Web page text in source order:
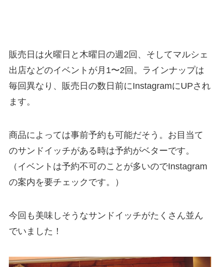
販売日は火曜日と木曜日の週2回、そしてマルシェ
出店などのイベントが月1〜2回。ラインナップは
毎回異なり、販売日の数日前にInstagramにUPされ
ます。
商品によっては事前予約も可能だそう。お目当て
のサンドイッチがある時は予約がベターです。
（イベントは予約不可のことが多いのでInstagram
の案内を要チェックです。）
今回も美味しそうなサンドイッチがたくさん並ん
でいました！